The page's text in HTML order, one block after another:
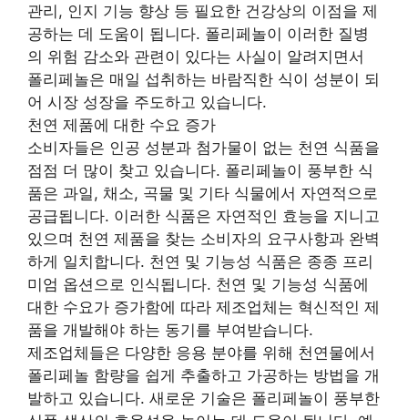
관리, 인지 기능 향상 등 필요한 건강상의 이점을 제
공하는 데 도움이 됩니다. 폴리페놀이 이러한 질병
의 위험 감소와 관련이 있다는 사실이 알려지면서
폴리페놀은 매일 섭취하는 바람직한 식이 성분이 되
어 시장 성장을 주도하고 있습니다.
천연 제품에 대한 수요 증가
소비자들은 인공 성분과 첨가물이 없는 천연 식품을
점점 더 많이 찾고 있습니다. 폴리페놀이 풍부한 식
품은 과일, 채소, 곡물 및 기타 식물에서 자연적으로
공급됩니다. 이러한 식품은 자연적인 효능을 지니고
있으며 천연 제품을 찾는 소비자의 요구사항과 완벽
하게 일치합니다. 천연 및 기능성 식품은 종종 프리
미엄 옵션으로 인식됩니다. 천연 및 기능성 식품에
대한 수요가 증가함에 따라 제조업체는 혁신적인 제
품을 개발해야 하는 동기를 부여받습니다.
제조업체들은 다양한 응용 분야를 위해 천연물에서
폴리페놀 함량을 쉽게 추출하고 가공하는 방법을 개
발하고 있습니다. 새로운 기술은 폴리페놀이 풍부한